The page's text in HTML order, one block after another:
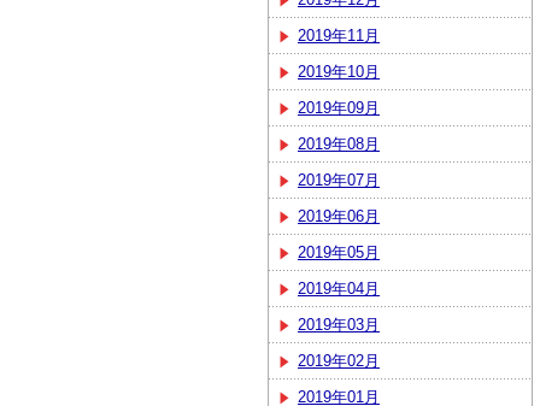
2019年11月
2019年10月
2019年09月
2019年08月
2019年07月
2019年06月
2019年05月
2019年04月
2019年03月
2019年02月
2019年01月